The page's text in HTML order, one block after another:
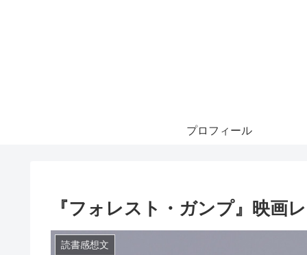
プロフィール
『フォレスト・ガンプ』映画
読書感想文